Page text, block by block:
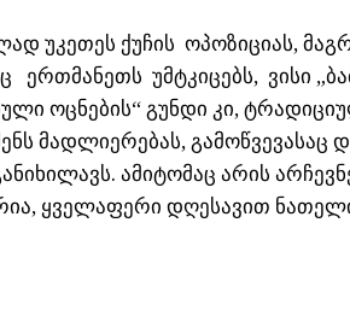
უკეთეს ქუჩის ოპოზიციას,
ერთმანეთს უმტკიცებს, ვისი
ოცნების“ გუნდი კი,
მადლიერებას, გამოწვევასაც
ამიტომაც არის
ყველაფერი დღესავით